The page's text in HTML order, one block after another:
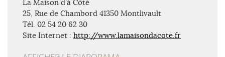
La Maison d’à Côté
25, Rue de Chambord 41350 Montlivault
Tél. 02 54 20 62 30
Site Internet : http://www.lamaisondacote.fr